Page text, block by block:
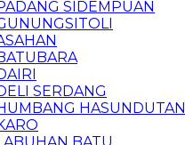
SIDEMPUAN
SERDANG
HASUNDUTAN